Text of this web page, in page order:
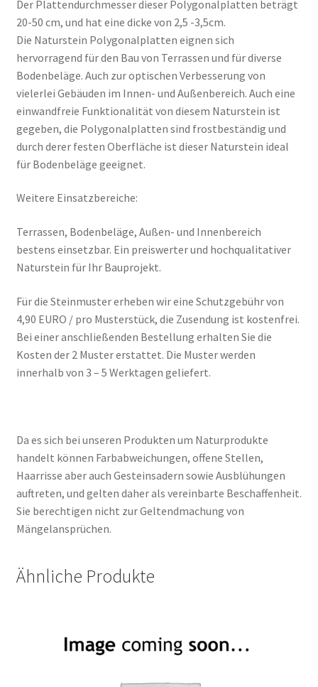
Der Plattendurchmesser dieser Polygonalplatten beträgt
20-50 cm, und hat eine dicke von 2,5 -3,5cm.
Die Naturstein Polygonalplatten eignen sich
hervorragend für den Bau von Terrassen und für diverse
Bodenbeläge. Auch zur optischen Verbesserung von
vielerlei Gebäuden im Innen- und Außenbereich. Auch eine
einwandfreie Funktionalität von diesem Naturstein ist
gegeben, die Polygonalplatten sind frostbeständig und
durch derer festen Oberfläche ist dieser Naturstein ideal
für Bodenbeläge geeignet.
Weitere Einsatzbereiche:
Terrassen, Bodenbeläge, Außen- und Innenbereich
bestens einsetzbar. Ein preiswerter und hochqualitativer
Naturstein für Ihr Bauprojekt.
Für die Steinmuster erheben wir eine Schutzgebühr von
4,90 EURO / pro Musterstück, die Zusendung ist kostenfrei.
Bei einer anschließenden Bestellung erhalten Sie die
Kosten der 2 Muster erstattet. Die Muster werden
innerhalb von 3 – 5 Werktagen geliefert.
Da es sich bei unseren Produkten um Naturprodukte
handelt können Farbabweichungen, offene Stellen,
Haarrisse aber auch Gesteinsadern sowie Ausblühungen
auftreten, und gelten daher als vereinbarte Beschaffenheit.
Sie berechtigen nicht zur Geltendmachung von
Mängelansprüchen.
Ähnliche Produkte